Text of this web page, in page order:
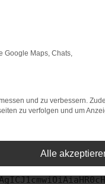
in einem anderen
nicht mehr
beheben. Du kannst
Google Maps, Chats,
und zu verbessern.
zu verfolgen und um
Alle